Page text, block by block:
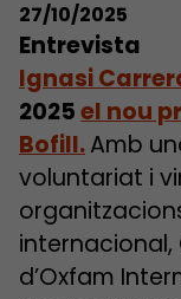
27/10/2025
Entrevista
Ignasi
2025el nou
Bofill.Amb
voluntariat i
d’Oxfam